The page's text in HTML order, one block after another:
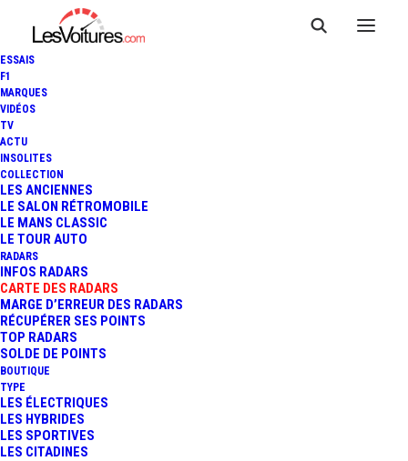
ESSAIS
F1
MARQUES
VIDÉOS
TV
ACTU
INSOLITES
COLLECTION
LES ANCIENNES
LE SALON RÉTROMOBILE
LE MANS CLASSIC
LE TOUR AUTO
RADARS
INFOS RADARS
CARTE DES RADARS
MARGE D’ERREUR DES RADARS
RÉCUPÉRER SES POINTS
TOP RADARS
SOLDE DE POINTS
BOUTIQUE
TYPE
LES ÉLECTRIQUES
LES HYBRIDES
LES SPORTIVES
LES CITADINES
6007